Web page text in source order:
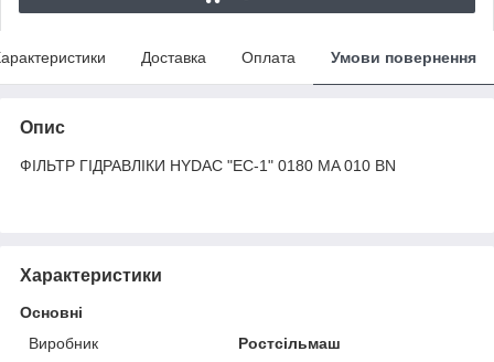
Доставка Оплата Умови повернення
Опис
ФІЛЬТР ГІДРАВЛІКИ HYDAC "ЕС-1" 0180 MA 010 BN
Характеристики
Основні
Виробник
Ростсільмаш